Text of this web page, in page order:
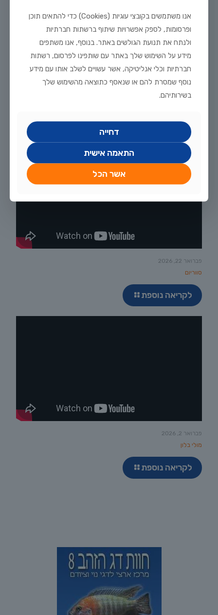
גורמי אור ירח
לקריאה נוספת
פברואר 22, 2026
סווריום
לקריאה נוספת
פברואר 2, 2026
מולי בלון
לקריאה נוספת
אנו משתמשים בקובצי עוגיות (Cookies) כדי להתאים תוכן
ופרסומות, לספק אפשרויות שיתוף ברשתות חברתיות
ולנתח את תנועת הגולשים באתר. בנוסף, אנו משתפים
מידע על השימוש שלך באתר עם שותפינו לפרסום, רשתות
חברתיות וכלי אנליטיקה, אשר עשויים לשלב אותו עם מידע
נוסף שמסרת להם או שנאסף כתוצאה מהשימוש שלך
בשירותיהם.
דחייה
התאמה אישית
אשר הכל